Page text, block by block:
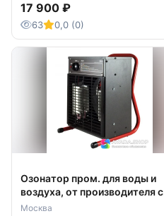
17 900 ₽
63 0,0 (0)
Озонатор пром. для воды и
воздуха, от производителя с
доставкой.
Москва